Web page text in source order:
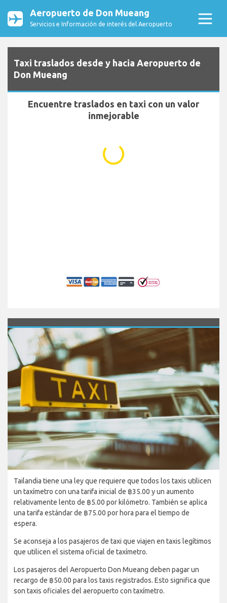
Aeropuerto de Don Mueang
Servicios e Información de interés del Aeropuerto
Taxi traslados desde y hacia Aeropuerto de
Don Mueang
Encuentre traslados en taxi con un valor
inmejorable
Tailandia tiene una ley que requiere que todos los taxis utilicen
un taxímetro con una tarifa inicial de ฿35.00 y un aumento
relativamente lento de ฿5.00 por kilómetro. También se aplica
una tarifa estándar de ฿75.00 por hora para el tiempo de
espera.
Se aconseja a los pasajeros de taxi que viajen en taxis legítimos
que utilicen el sistema oficial de taxímetro.
Los pasajeros del Aeropuerto Don Mueang deben pagar un
recargo de ฿50.00 para los taxis registrados. Esto significa que
son taxis oficiales del aeropuerto con taxímetro.